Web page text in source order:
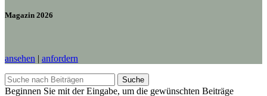
Magazin 2026
ansehen | anfordern
Suche
Beginnen Sie mit der Eingabe, um die gewünschten Beiträge